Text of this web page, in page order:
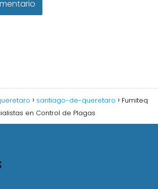
santiago-de-queretaro
Fumiteq
en Control de Plagas